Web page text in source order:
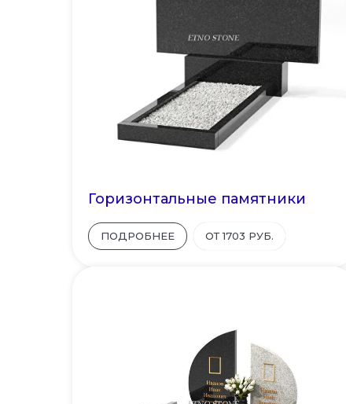
Горизонтальные памятники
ПОДРОБНЕЕ ОТ 1703 РУБ.